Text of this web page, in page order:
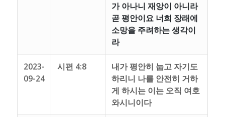
가 아나니 재앙이 아니라
곧 평안이요 너희 장래에
소망을 주려하는 생각이
라
2023-
09-24
시편 4:8
내가 평안히 눕고 자기도
하리니 나를 안전히 거하
게 하시는 이는 오직 여호
와시니이다